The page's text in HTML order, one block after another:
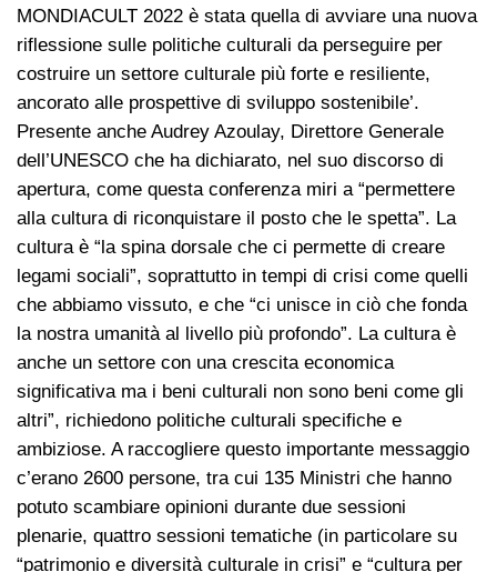
MONDIACULT 2022 è stata quella di avviare una nuova
riflessione sulle politiche culturali da perseguire per
costruire un settore culturale più forte e resiliente,
ancorato alle prospettive di sviluppo sostenibile’.
Presente anche Audrey Azoulay, Direttore Generale
dell’UNESCO che ha dichiarato, nel suo discorso di
apertura, come questa conferenza miri a “permettere
alla cultura di riconquistare il posto che le spetta”. La
cultura è “la spina dorsale che ci permette di creare
legami sociali”, soprattutto in tempi di crisi come quelli
che abbiamo vissuto, e che “ci unisce in ciò che fonda
la nostra umanità al livello più profondo”. La cultura è
anche un settore con una crescita economica
significativa ma i beni culturali non sono beni come gli
altri”, richiedono politiche culturali specifiche e
ambiziose. A raccogliere questo importante messaggio
c’erano 2600 persone, tra cui 135 Ministri che hanno
potuto scambiare opinioni durante due sessioni
plenarie, quattro sessioni tematiche (in particolare su
“patrimonio e diversità culturale in crisi” e “cultura per